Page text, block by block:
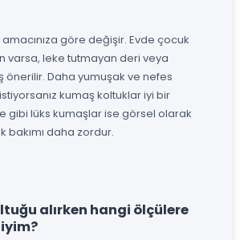
amacınıza göre değişir. Evde çocuk
varsa, leke tutmayan deri veya
önerilir. Daha yumuşak ve nefes
kumaş koltuklar iyi bir
gibi lüks kumaşlar ise görsel olarak
bakımı daha zordur.
alırken hangi ölçülere